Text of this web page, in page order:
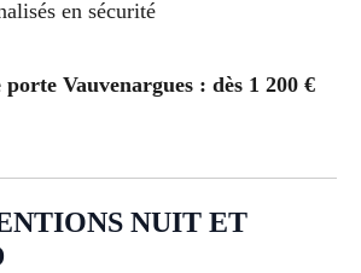
en sécurité
Vauvenargues : dès 1 200 €
NUIT ET